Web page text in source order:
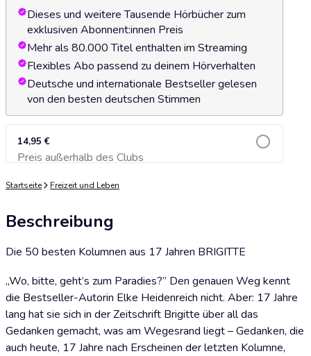
Dieses und weitere Tausende Hörbücher zum
exklusiven Abonnent:innen Preis
Mehr als 80.000 Titel enthalten im Streaming
Flexibles Abo passend zu deinem Hörverhalten
Deutsche und internationale Bestseller gelesen
von den besten deutschen Stimmen
14,95 €
Preis außerhalb des ClubsZum Warenkorb hinzufügen
Startseite Freizeit und Leben
Beschreibung
Die 50 besten Kolumnen aus 17 Jahren BRIGITTE
„Wo, bitte, geht’s zum Paradies?” Den genauen Weg kennt
die Bestseller-Autorin Elke Heidenreich nicht. Aber: 17 Jahre
lang hat sie sich in der Zeitschrift Brigitte über all das
Gedanken gemacht, was am Wegesrand liegt – Gedanken, die
auch heute, 17 Jahre nach Erscheinen der letzten Kolumne,